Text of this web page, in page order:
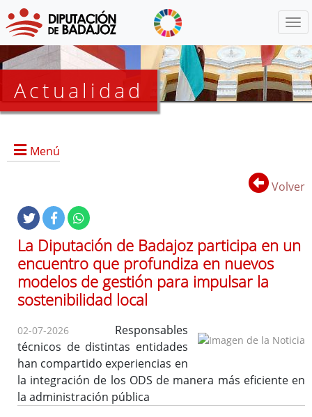
Actualidad
Menú
Noticias
Lista
de
distribución
Volver
La Diputación de Badajoz participa en un
encuentro que profundiza en nuevos
modelos de gestión para impulsar la
sostenibilidad local
02-07-2026 Responsables
técnicos de distintas entidades
han compartido experiencias en
la integración de los ODS de manera más eficiente en
la administración pública